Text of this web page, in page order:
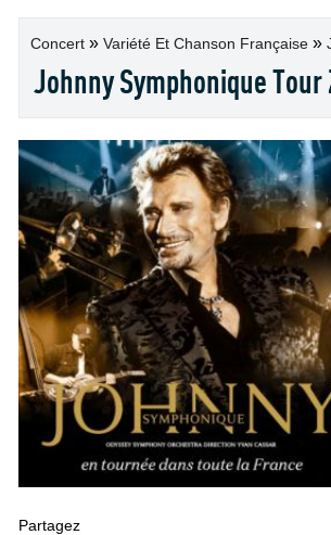
Concert » Variété Et Chanson Française »
Johnny Symphonique
Partagez